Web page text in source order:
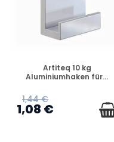
VERFÜGBAR
Artiteq 10 kg
Aluminiumhaken für...
1,44 €
1,08 €